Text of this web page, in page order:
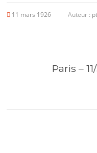
11 mars 1926 Auteur :
Paris –